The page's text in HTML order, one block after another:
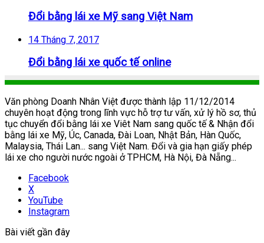
Đổi bằng lái xe Mỹ sang Việt Nam
14 Tháng 7, 2017
Đổi bằng lái xe quốc tế online
Văn phòng Doanh Nhân Việt được thành lập 11/12/2014
chuyên hoạt động trong lĩnh vực hỗ trợ tư vấn, xử lý hồ sơ, thủ
tục chuyển đổi bằng lái xe Viêt Nam sang quốc tế & Nhận đổi
bằng lái xe Mỹ, Úc, Canada, Đài Loan, Nhật Bản, Hàn Quốc,
Malaysia, Thái Lan... sang Việt Nam. Đổi và gia hạn giấy phép
lái xe cho người nước ngoài ở TPHCM, Hà Nội, Đà Nẵng...
Facebook
X
YouTube
Instagram
Bài viết gần đây